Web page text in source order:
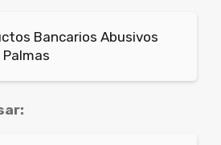
Bancarios Abusivos